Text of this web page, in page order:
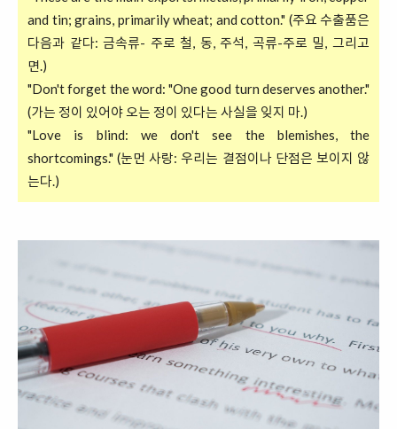
and tin; grains, primarily wheat; and cotton." (주요 수출품은
다음과 같다: 금속류- 주로 철, 동, 주석, 곡류-주로 밀, 그리고
면.)
"Don't forget the word: "One good turn deserves another."
(가는 정이 있어야 오는 정이 있다는 사실을 잊지 마.)
"Love is blind: we don't see the blemishes, the
shortcomings." (눈먼 사랑: 우리는 결점이나 단점은 보이지 않
는다.)